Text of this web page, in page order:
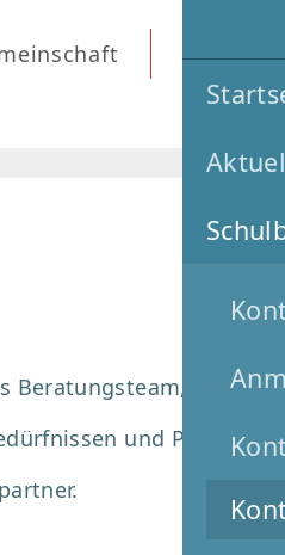
Beratungsteam,
und